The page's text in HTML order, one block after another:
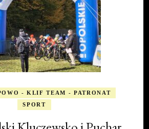
- KLIF TEAM - PATRONAT
SPORT